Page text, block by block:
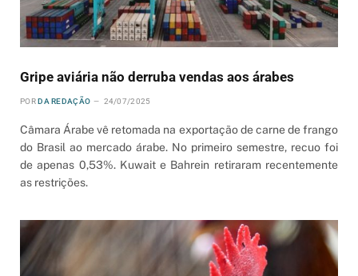
Gripe aviária não derruba vendas aos árabes
POR DA REDAÇÃO 24/07/2025
Câmara Árabe vê retomada na exportação de carne de frango
do Brasil ao mercado árabe. No primeiro semestre, recuo foi
de apenas 0,53%. Kuwait e Bahrein retiraram recentemente
as restrições.